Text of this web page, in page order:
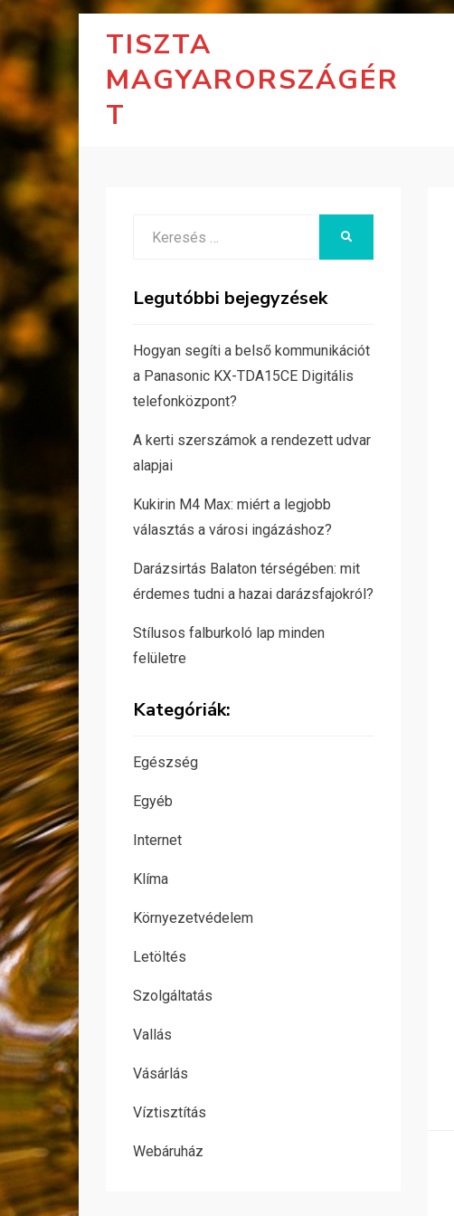
TISZTA
MAGYARORSZÁGÉR
T
Legutóbbi bejegyzések
Hogyan segíti a belső kommunikációt
a Panasonic KX-TDA15CE Digitális
telefonközpont?
A kerti szerszámok a rendezett udvar
alapjai
Kukirin M4 Max: miért a legjobb
választás a városi ingázáshoz?
Darázsirtás Balaton térségében: mit
érdemes tudni a hazai darázsfajokról?
Stílusos falburkoló lap minden
felületre
Kategóriák:
Egészség
Egyéb
Internet
Klíma
Környezetvédelem
Letöltés
Szolgáltatás
Vallás
Vásárlás
Víztisztítás
Webáruház